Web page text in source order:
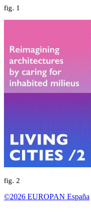
fig. 1
fig. 2
©2026 EUROPAN España